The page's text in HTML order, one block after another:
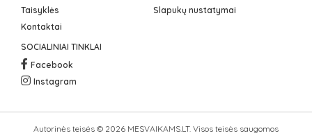
Taisyklės
Slapukų nustatymai
Kontaktai
SOCIALINIAI TINKLAI
Facebook
Instagram
Autorinės teisės © 2026 MESVAIKAMS.LT. Visos teisės saugomos